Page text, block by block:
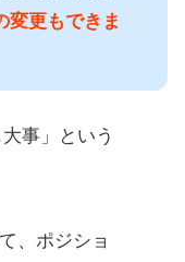
変更もできま
事」という
、ポジショ